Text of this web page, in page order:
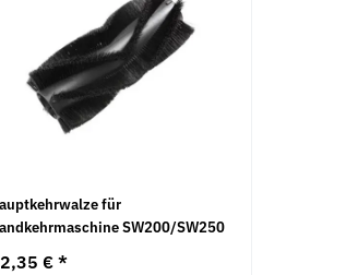
für
SW200/SW250
€*